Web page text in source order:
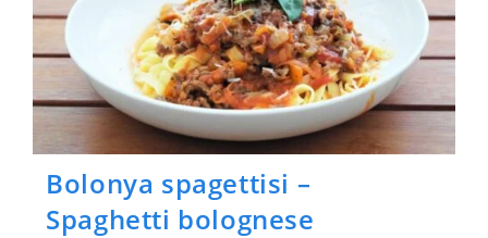
Bolonya spagettisi –
Spaghetti bolognese